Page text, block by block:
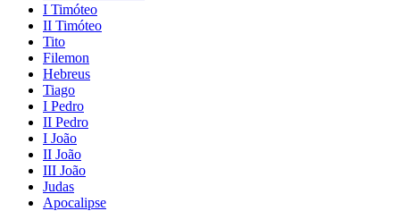
I Timóteo
II Timóteo
Tito
Filemon
Hebreus
Tiago
I Pedro
II Pedro
I João
II João
III João
Judas
Apocalipse